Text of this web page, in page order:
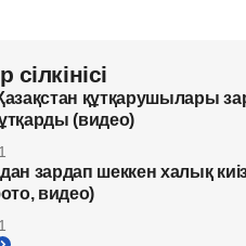
құтқарушылары
(видео)
зардап шеккен халық
видео)